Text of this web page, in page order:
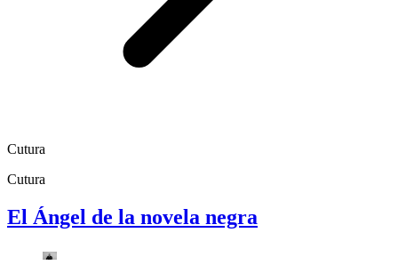
Cutura
Cutura
El Ángel de la novela negra